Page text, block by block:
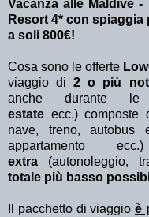
Vacanza alle Maldive
Resort 4* con spiaggia
a soli 800€!
Cosa sono le offerte
viaggio di2 o più
anche durante
estate ecc.) composte
nave, treno, autobus
appartamento
extra (autonoleggio,
totale più basso
Il pacchetto di viaggio è